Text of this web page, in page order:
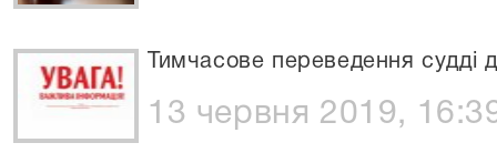
Тимчасове переведення судді
13 червня 2019,